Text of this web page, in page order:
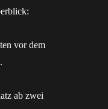
vor dem
ab zwei